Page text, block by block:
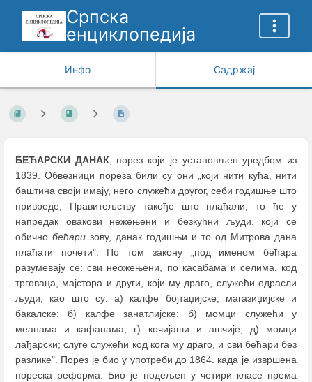
Српска
енциклопедија
Инфо Садржај
БЕЋАРСКИ ДАНАК, порез који је установљен уредбом из
1839. Oбвезници пореза били су они „који нити кућа, нити
баштина своји имају, него служећи другог, себи годишње што
привреде, Правитељству такође што плаћали; то ће у
напредак овакови нежењени и безкућни људи, који се
обично бећари зову, данак годишњи и то од Митрова дана
плаћати почети". По том закону „под именом бећара
разумевају се: сви неожењени, по касабама и селима, код
трговаца, мајстора и други, који му драго, служећи одрасли
људи; као што су: а) калфе бојтаџијске, магазиџијске и
бакалске; б) калфе занатлијске; б) момци служећи у
меанама и кафанама; г) кочијаши и ашчије; д) момци
лађарски; слуге служећи код кога му драго, и сви бећари без
разлике". Порез је био у употреби до 1864. када је извршена
пореска реформа. Био је подељен у четири класе према